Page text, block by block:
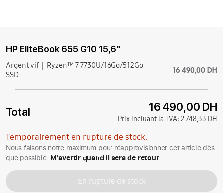
HP EliteBook 655 G10 15,6"
Argent vif
Ryzen™ 7 7730U/16Go/512Go
SSD
16 490,00 DH
Total 16 490,00 DH
Prix incluant la TVA: 2 748,33 DH
Temporairement en rupture de stock.
Nous faisons notre maximum pour réapprovisionner cet article dès
que possible. M'avertirquand il sera de retour
En rupture de stock